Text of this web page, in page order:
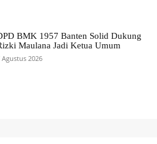
BMK 1957 Banten Solid Dukung
Maulana Jadi Ketua Umum
Agustus 2026